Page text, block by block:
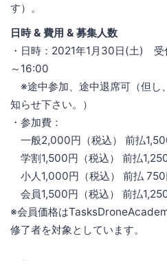
す）。
日時 & 費用 & 募集人数
・日時：2021年1月30日(土)
～16:00
※途中参加、途中退席可（但し
知らせ下さい。）
・参加費：
一般2,000円（税込） 前払
学割1,500円（税込） 前払1,250
小人1,000円（税込） 前払 750
会員1,500円（税込） 前払1,250
※会員価格は
修了者を対象としています。